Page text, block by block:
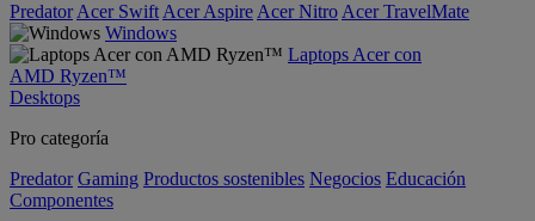
Predator Acer Swift Acer Aspire Acer Nitro Acer TravelMate
Windows
Laptops Acer con
AMD Ryzen™
Desktops
Pro categoría
Predator Gaming Productos sostenibles Negocios Educación
Componentes